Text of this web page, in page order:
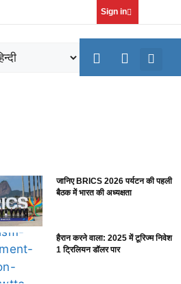
Sign in
जानिए BRICS 2026 पर्यटन की पहली
बैठक में भारत की अध्यक्षता
हैरान करने वाला: 2025 में टूरिज्म निवेश
1 ट्रिलियन डॉलर पार